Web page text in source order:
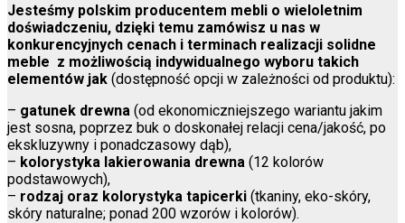
Jesteśmy polskim producentem mebli o wieloletnim
doświadczeniu, dzięki temu zamówisz u nas w
konkurencyjnych cenach i terminach realizacji solidne
meble z możliwością indywidualnego wyboru takich
elementów jak (dostępność opcji w zależności od produktu):
– gatunek drewna (od ekonomiczniejszego wariantu jakim
jest sosna, poprzez buk o doskonałej relacji cena/jakość, po
ekskluzywny i ponadczasowy dąb),
– kolorystyka lakierowania drewna (12 kolorów
podstawowych),
– rodzaj oraz kolorystyka tapicerki (tkaniny, eko-skóry,
skóry naturalne; ponad 200 wzorów i kolorów).